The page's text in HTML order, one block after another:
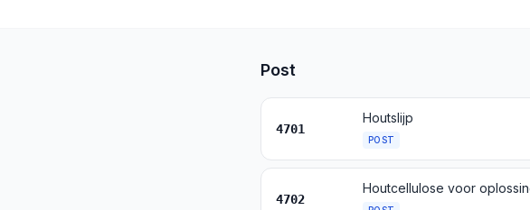
Post
4701
Houtslijp
POST
4702
Houtcellulose voor